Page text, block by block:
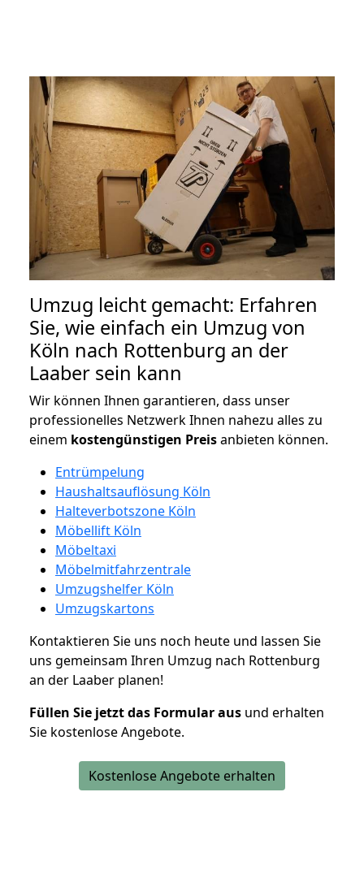
Umzug leicht gemacht: Erfahren
Sie, wie einfach ein Umzug von
Köln nach Rottenburg an der
Laaber sein kann
Wir können Ihnen garantieren, dass unser
professionelles Netzwerk Ihnen nahezu alles zu
einem kostengünstigen Preisanbieten können.
Entrümpelung
Haushaltsauflösung Köln
Halteverbotszone Köln
Möbellift Köln
Möbeltaxi
Möbelmitfahrzentrale
Umzugshelfer Köln
Umzugskartons
Kontaktieren Sie uns noch heute und lassen Sie
uns gemeinsam Ihren Umzug nach Rottenburg
an der Laaber planen!
Füllen Sie jetzt das Formular aus und erhalten
Sie kostenlose Angebote.
Kostenlose Angebote erhalten